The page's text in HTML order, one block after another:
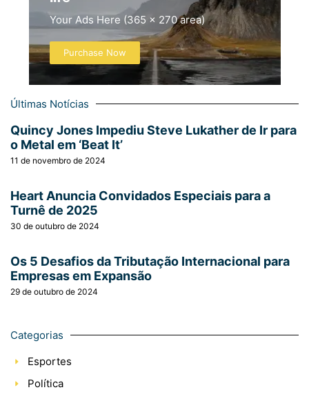
Your Ads Here (365 x 270 area)
Purchase Now
Últimas Notícias
Quincy Jones Impediu Steve Lukather de Ir para
o Metal em ‘Beat It’
11 de novembro de 2024
Heart Anuncia Convidados Especiais para a
Turnê de 2025
30 de outubro de 2024
Os 5 Desafios da Tributação Internacional para
Empresas em Expansão
29 de outubro de 2024
Categorias
Esportes
Política